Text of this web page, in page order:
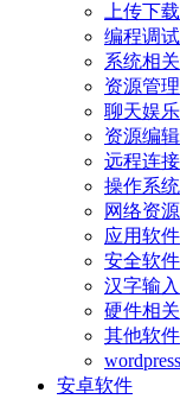
上传下载
编程调试
系统相关
资源管理
聊天娱乐
资源编辑
远程连接
操作系统
网络资源
应用软件
安全软件
汉字输入
硬件相关
其他软件
安卓软件